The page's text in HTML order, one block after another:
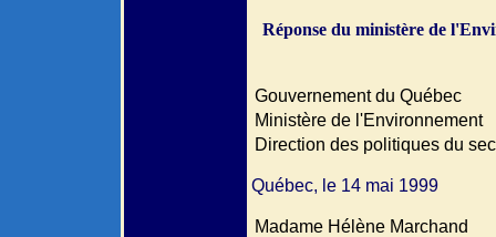
Réponse du ministère de
Gouvernement du Québec
Ministère de l'Environnement
Direction des politiques du
Québec, le 14 mai 1999
Madame Hélène Marchand